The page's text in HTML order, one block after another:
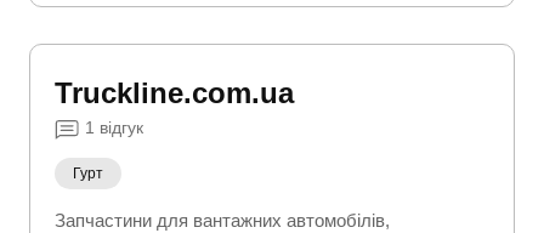
Truckline.com.ua
1 відгук
Гурт
Запчастини для вантажних автомобілів